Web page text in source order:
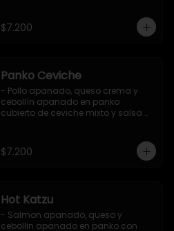
$7.200
Panko Ceviche
- Pollo apanado, queso crema y
cebollín apanado en panko
cubierto de ceviche mixto y salsa
$7.200
Hot Katzu
- Salmon apanado, queso y
cebollin apanado en panko con